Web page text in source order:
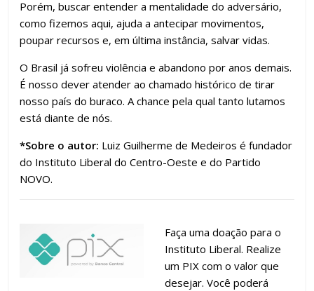
Porém, buscar entender a mentalidade do adversário,
como fizemos aqui, ajuda a antecipar movimentos,
poupar recursos e, em última instância, salvar vidas.
O Brasil já sofreu violência e abandono por anos demais.
É nosso dever atender ao chamado histórico de tirar
nosso país do buraco. A chance pela qual tanto lutamos
está diante de nós.
*Sobre o autor: Luiz Guilherme de Medeiros é fundador
do Instituto Liberal do Centro-Oeste e do Partido
NOVO.
Faça uma doação para o
Instituto Liberal. Realize
um PIX com o valor que
desejar. Você poderá